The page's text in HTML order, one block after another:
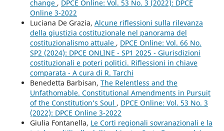
change , DPCE Online: Vol. 53 No. 3 (2022): DPCE
Online 3-2022
Luciana De Grazia, Alcune riflessioni sulla rilevanza
della giustizia costituzionale nel panorama del
costituzionalismo attuale , DPCE Online: Vol. 66 No.
SP2 (2024): DPCE ONLINE - SP1 2025 - Giurisdizioni
costituzionali e poteri politici. Riflessioni in chiave
comparata - A cura di R. Tarchi
Benedetta Barbisan, The Relentless and the
Unfathomable. Constitutional Amendments in Pursuit
of the Constitution’s Soul , DPCE Online: Vol. 53 No. 3
(2022): DPCE Online 3-2022
Giulia Fontanella, Le Corti regionali sovranazionali e la